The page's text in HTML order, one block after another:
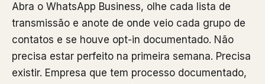
Abra o WhatsApp Business, olhe cada lista de
transmissão e anote de onde veio cada grupo de
contatos e se houve opt-in documentado. Não
precisa estar perfeito na primeira semana. Precisa
existir. Empresa que tem processo documentado,